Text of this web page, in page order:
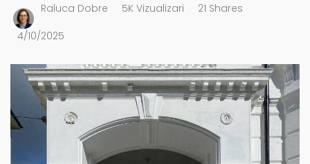
Raluca Dobre 5K Vizualizari 21 Shares
4/10/2025